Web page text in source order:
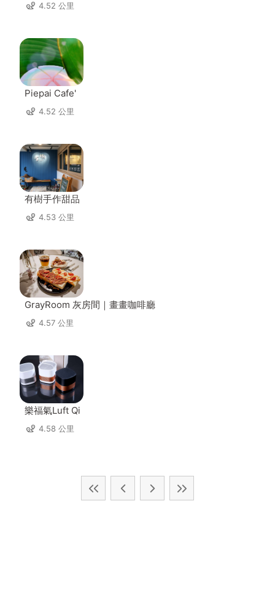
4.52 公里
Piepai Cafe'
4.52 公里
有樹手作甜品
4.53 公里
GrayRoom 灰房間｜畫畫咖啡廳
4.57 公里
樂福氣Luft Qi
4.58 公里